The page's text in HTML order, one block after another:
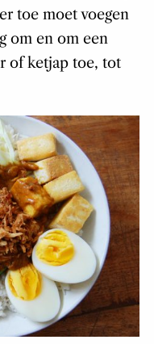
toe moet voegen
om en om een
of ketjap toe, tot